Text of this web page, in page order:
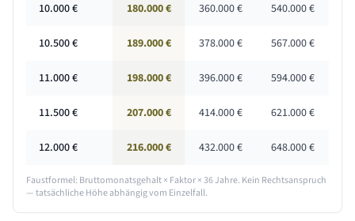
10.000€ 180.000 € 360.000 € 540.000 €
10.500€ 189.000 € 378.000 € 567.000 €
11.000€ 198.000 € 396.000 € 594.000 €
11.500€ 207.000 € 414.000 € 621.000 €
12.000€ 216.000 € 432.000 € 648.000 €
Faustformel: Bruttomonatsgehalt × Faktor ×36 Jahre. Kein Rechtsanspruch
— tatsächliche Höhe abhängig vom Einzelfall.